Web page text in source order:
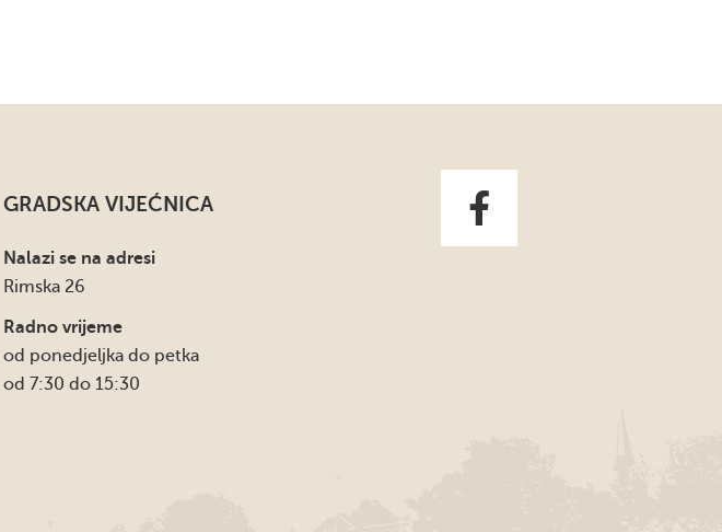
GRADSKA VIJEĆNICA
Nalazi se na adresi
Rimska 26
Radno vrijeme
od ponedjeljka do petka
od 7:30 do 15:30